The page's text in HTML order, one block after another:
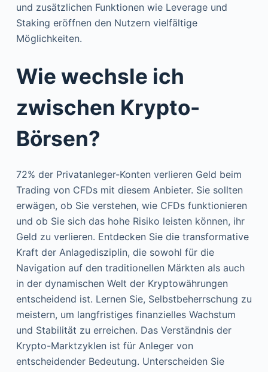
und zusätzlichen Funktionen wie Leverage und
Staking eröffnen den Nutzern vielfältige
Möglichkeiten.
Wie wechsle ich
zwischen Krypto-
Börsen?
72% der Privatanleger-Konten verlieren Geld beim
Trading von CFDs mit diesem Anbieter. Sie sollten
erwägen, ob Sie verstehen, wie CFDs funktionieren
und ob Sie sich das hohe Risiko leisten können, ihr
Geld zu verlieren. Entdecken Sie die transformative
Kraft der Anlagedisziplin, die sowohl für die
Navigation auf den traditionellen Märkten als auch
in der dynamischen Welt der Kryptowährungen
entscheidend ist. Lernen Sie, Selbstbeherrschung zu
meistern, um langfristiges finanzielles Wachstum
und Stabilität zu erreichen. Das Verständnis der
Krypto-Marktzyklen ist für Anleger von
entscheidender Bedeutung. Unterscheiden Sie